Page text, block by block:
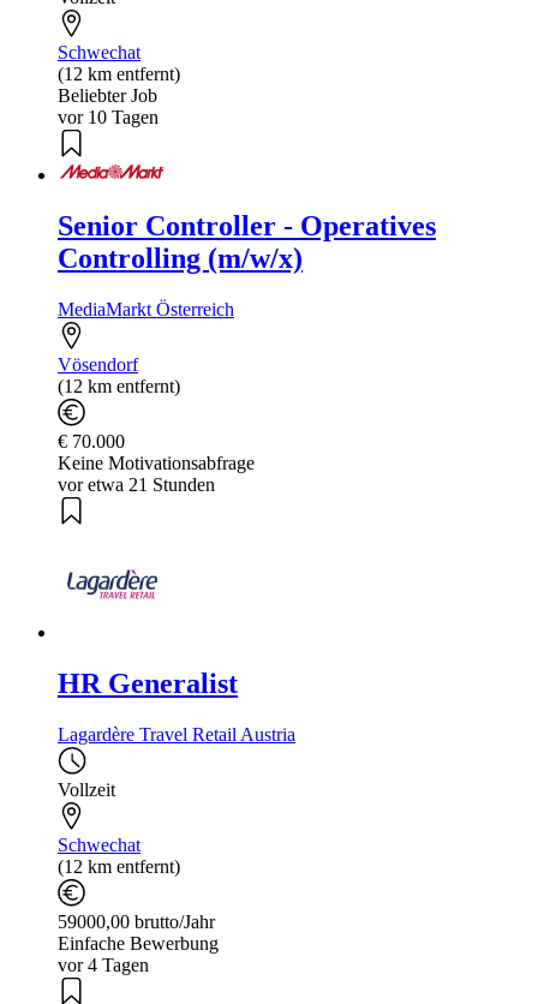
Schwechat
(12 km entfernt)
Beliebter Job
vor 10 Tagen
Senior Controller - Operatives
Controlling (m/w/x)
MediaMarkt Österreich
Vösendorf
(12 km entfernt)
€ 70.000
Keine Motivationsabfrage
vor etwa 21 Stunden
HR Generalist
Lagardère Travel Retail Austria
Vollzeit
Schwechat
(12 km entfernt)
59000,00 brutto/Jahr
Einfache Bewerbung
vor 4 Tagen